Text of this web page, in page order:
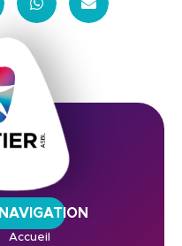
NAVIGATION
Accueil